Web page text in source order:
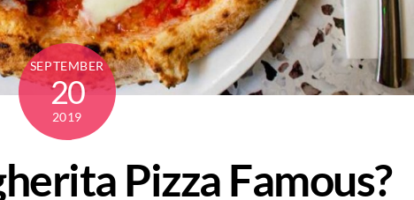
SEPTEMBER
20
2019
Pizza Famous?